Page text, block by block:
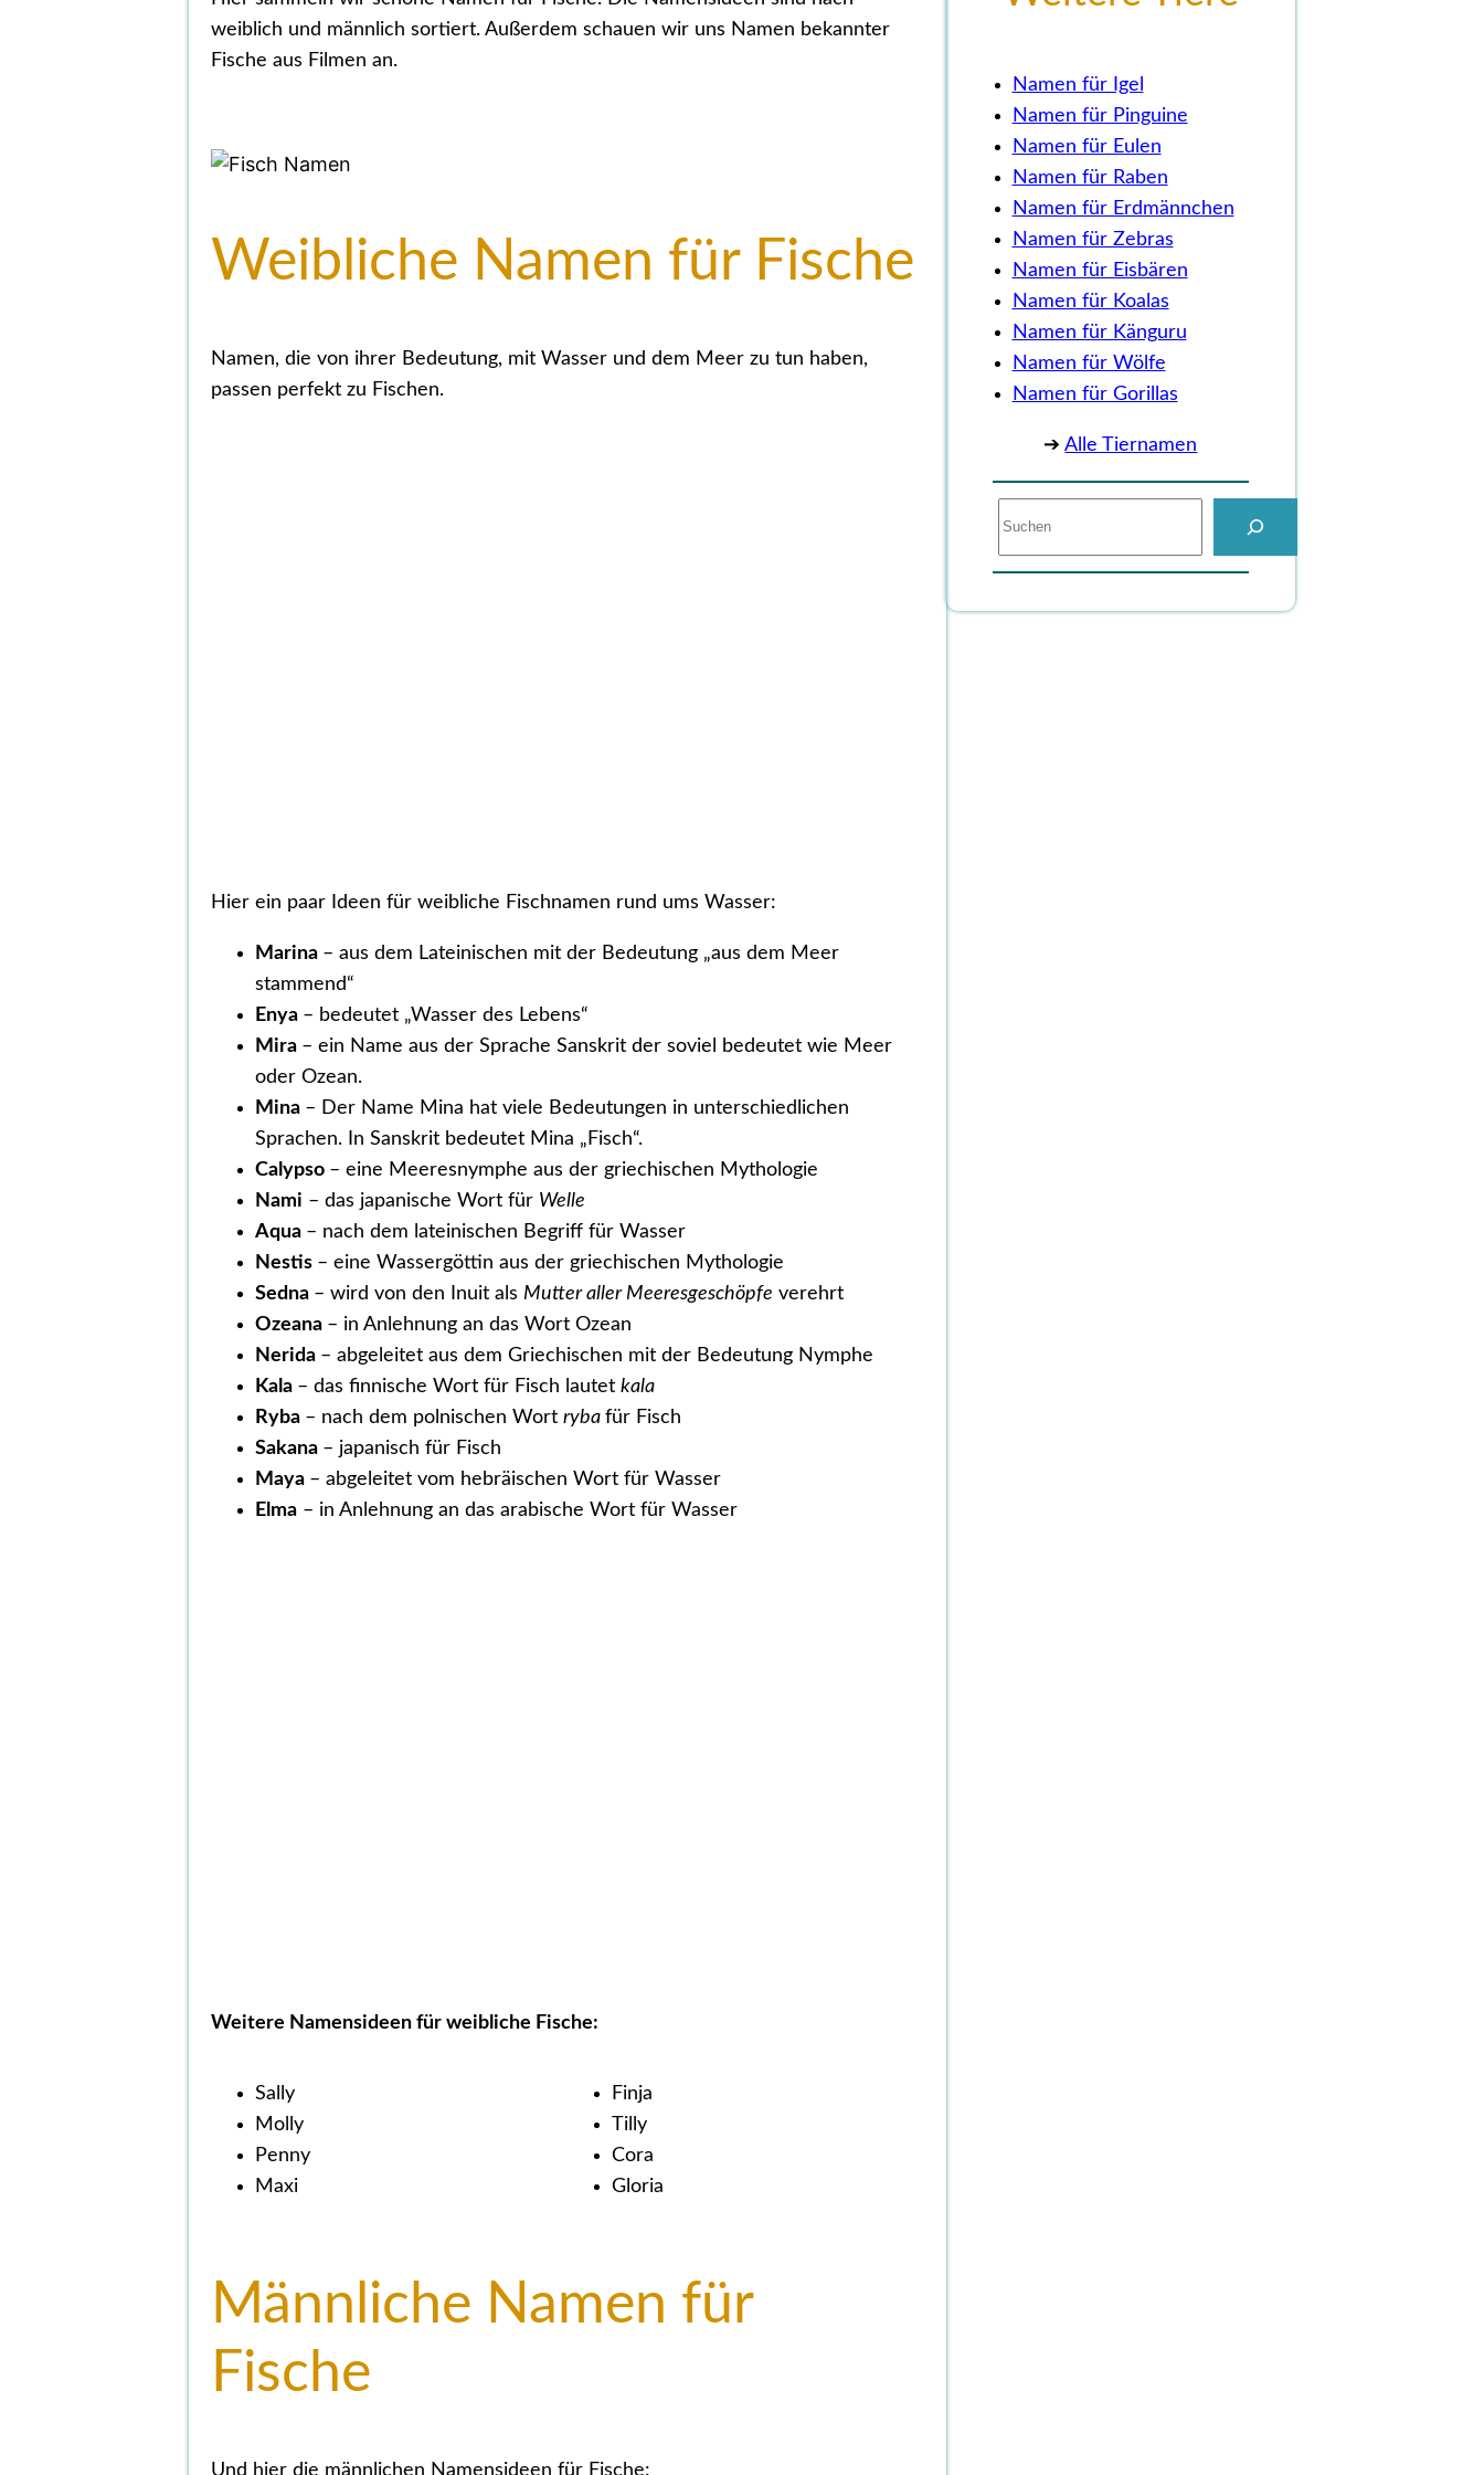
weiblich und männlich sortiert. Außerdem schauen wir uns Namen bekannter
Fische aus Filmen an.
Weibliche Namen für Fische
Namen, die von ihrer Bedeutung, mit Wasser und dem Meer zu tun haben,
passen perfekt zu Fischen.
Hier ein paar Ideen für weibliche Fischnamen rund ums Wasser:
Marina – aus dem Lateinischen mit der Bedeutung „aus dem Meer
stammend“
Enya – bedeutet „Wasser des Lebens“
Mira – ein Name aus der Sprache Sanskrit der soviel bedeutet wie Meer
oder Ozean.
Mina – Der Name Mina hat viele Bedeutungen in unterschiedlichen
Sprachen. In Sanskrit bedeutet Mina „Fisch“.
Calypso – eine Meeresnymphe aus der griechischen Mythologie
Nami – das japanische Wort für Welle
Aqua – nach dem lateinischen Begriff für Wasser
Nestis – eine Wassergöttin aus der griechischen Mythologie
Sedna – wird von den Inuit als Mutter aller Meeresgeschöpfe verehrt
Ozeana – in Anlehnung an das Wort Ozean
Nerida – abgeleitet aus dem Griechischen mit der Bedeutung Nymphe
Kala – das finnische Wort für Fisch lautet kala
Ryba – nach dem polnischen Wort ryba für Fisch
Sakana – japanisch für Fisch
Maya – abgeleitet vom hebräischen Wort für Wasser
Elma– in Anlehnung an das arabische Wort für Wasser
Weitere Namensideen für weibliche Fische:
Sally
Molly
Penny
Maxi
Finja
Tilly
Cora
Gloria
Männliche Namen für
Fische
Und hier die männlichen Namensideen für Fische:
Namen für Igel
Namen für Pinguine
Namen für Eulen
Namen für Raben
Namen für Erdmännchen
Namen für Zebras
Namen für Eisbären
Namen für Koalas
Namen für Känguru
Namen für Wölfe
Namen für Gorillas
➔Alle Tiernamen